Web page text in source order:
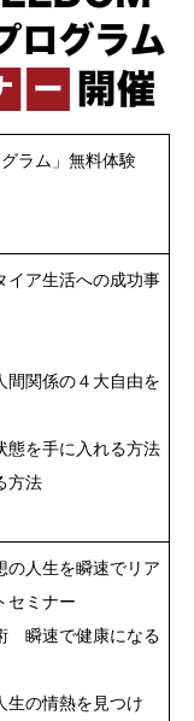
ラム」無料体験
イア生活への成功事
間関係の４大自由を
態を手に入れる方法
方法
の人生を瞬速でリア
セミナー
瞬速で健康になる
生の情熱を見つけ